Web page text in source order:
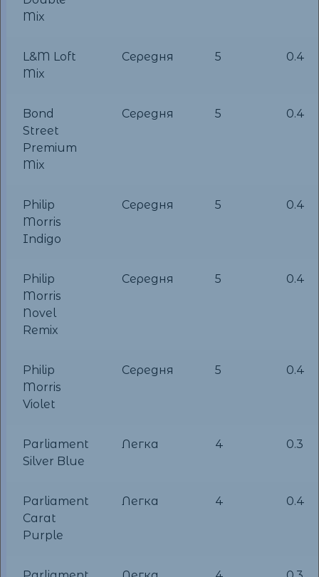
Mix
L&M Loft
Mix
Середня 5 0.4
Bond
Street
Premium
Mix
Середня 5 0.4
Philip
Morris
Indigo
Середня 5 0.4
Philip
Morris
Novel
Remix
Середня 5 0.4
Philip
Morris
Violet
Середня 5 0.4
Parliament
Silver Blue
Легка 4 0.3
Parliament
Carat
Purple
Легка 4 0.4